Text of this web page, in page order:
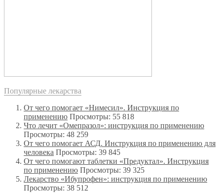
Популярные лекарства
От чего помогает «Нимесил». Инструкция по
применению Просмотры: 55 818
Что лечит «Омепразол»: инструкция по применению
Просмотры: 48 259
От чего помогает АСД. Инструкция по применению для
человека Просмотры: 39 845
От чего помогают таблетки «Предуктал». Инструкция
по применению Просмотры: 39 325
Лекарство «Ибупрофен»: инструкция по применению
Просмотры: 38 512